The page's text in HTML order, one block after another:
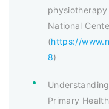
National
(https://
8)
Primary